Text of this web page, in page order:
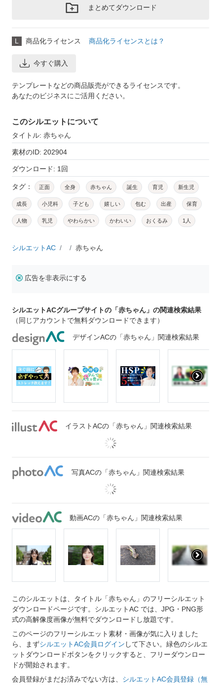
まとめてダウンロード
L 商品化ライセンス 商品化ライセンスとは？
今すぐ購入
テンプレートなどの商品販売ができるライセンスです。
あなたのビジネスにご活用ください。
このシルエットについて
タイトル: 赤ちゃん
素材のID: 202904
ダウンロード: 1回
タグ： 正面 全身 赤ちゃん 誕生 育児 新生児
成長 小児科 子ども 嬉しい 包む 出産 保育
人物 乳児 やわらかい かわいい おくるみ 1人
シルエットAC 赤ちゃん
広告を非表示にする
シルエットACグループサイトの「赤ちゃん」の関連検索結果
（同じアカウントで無料ダウンロードできます）
デザインACの「赤ちゃん」関連検索結果
イラストACの「赤ちゃん」関連検索結果
写真ACの「赤ちゃん」関連検索結果
動画ACの「赤ちゃん」関連検索結果
このシルエットは、タイトル「赤ちゃん」のフリーシルエット
ダウンロードページです。シルエットAC では、JPG・PNG形
式の高解像度画像が無料でダウンロードし放題です。
このページのフリーシルエット素材・画像が気に入りました
ら、まずシルエットAC会員ログイン して下さい。緑色のシルエ
ットダウンロードボタンをクリックすると、フリーダウンロー
ドが開始されます。
会員登録がまだお済みでない方は、 シルエットAC会員登録（無